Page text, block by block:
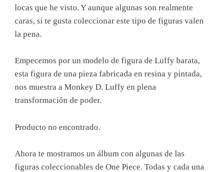
locas que he visto. Y aunque algunas son realmente
caras, si te gusta coleccionar este tipo de figuras valen
la pena.
Empecemos por un modelo de figura de Luffy barata,
esta figura de una pieza fabricada en resina y pintada,
nos muestra a Monkey D. Luffy en plena
transformación de poder.
Producto no encontrado.
Ahora te mostramos un álbum con algunas de las
figuras coleccionables de One Piece. Todas y cada una